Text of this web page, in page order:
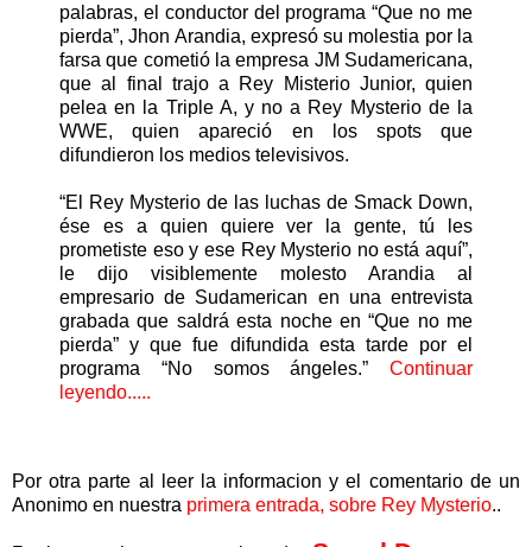
palabras, el conductor del programa “Que no me
pierda”, Jhon Arandia, expresó su molestia por la
farsa que cometió la empresa JM Sudamericana,
que al final trajo a Rey Misterio Junior, quien
pelea en la Triple A, y no a Rey Mysterio de la
WWE, quien apareció en los spots que
difundieron los medios televisivos.
“El Rey Mysterio de las luchas de Smack Down,
ése es a quien quiere ver la gente, tú les
prometiste eso y ese Rey Mysterio no está aquí”,
le dijo visiblemente molesto Arandia al
empresario de Sudamerican en una entrevista
grabada que saldrá esta noche en “Que no me
pierda” y que fue difundida esta tarde por el
programa “No somos ángeles.” Continuar
leyendo.....
Por otra parte al leer la informacion y el comentario de un
Anonimo en nuestra primera entrada, sobre Rey Mysterio..